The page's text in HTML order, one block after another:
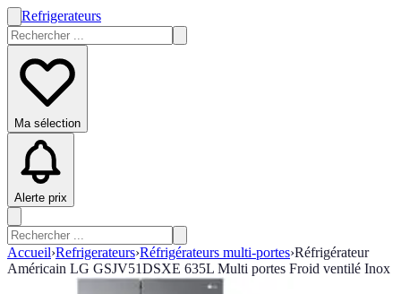
Refrigerateurs
Ma sélection
Alerte prix
Accueil›Refrigerateurs›Réfrigérateurs multi-portes›Réfrigérateur
Américain LG GSJV51DSXE 635L Multi portes Froid ventilé Inox